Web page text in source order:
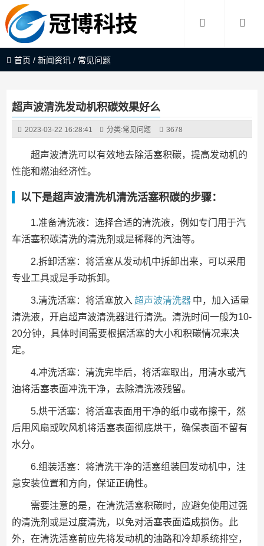
首页 /新闻资讯 / 常见问题
超声波清洗发动机积碳效果好么
2023-03-22 16:28:41 分类:常见问题 3678
超声波清洗可以有效地去除活塞积碳，提高发动机的
性能和燃油经济性。
以下是超声波清洗机清洗活塞积碳的步骤：
1.准备清洗液：选择合适的清洗液，例如专门用于汽
车活塞积碳清洗的清洗剂或是稀释的汽油等。
2.拆卸活塞：将活塞从发动机中拆卸出来，可以采用
专业工具或是手动拆卸。
3.清洗活塞：将活塞放入 超声波清洗器 中，加入适量
清洗液，开启超声波清洗器进行清洗。清洗时间一般为10-
20分钟，具体时间需要根据活塞的大小和积碳情况来决
定。
4.冲洗活塞：清洗完毕后，将活塞取出，用清水或汽
油将活塞表面冲洗干净，去除清洗液残留。
5.烘干活塞：将活塞表面用干净的纸巾或布擦干，然
后用风扇或吹风机将活塞表面彻底烘干，确保表面不留有
水分。
6.组装活塞：将清洗干净的活塞组装回发动机中，注
意安装位置和方向，保证正确性。
需要注意的是，在清洗活塞积碳时，应避免使用过强
的清洗剂或是过度清洗，以免对活塞表面造成损伤。此
外，在清洗活塞前应先将发动机的油路和冷却系统排空，